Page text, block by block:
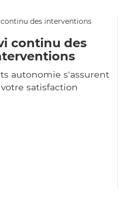
continu des
autonomie s'assurent
satisfaction